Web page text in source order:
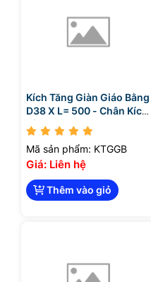
Kích Tăng Giàn Giáo Bằng
D38 X L= 500 - Chân Kích
Bằng
Mã sản phẩm: KTGGB
Giá: Liên hệ
Thêm vào giỏ